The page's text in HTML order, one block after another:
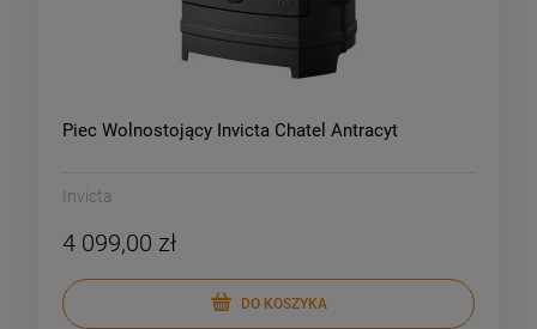
Piec Wolnostojący Invicta Chatel Antracyt
Invicta
4 099,00 zł
DO KOSZYKA